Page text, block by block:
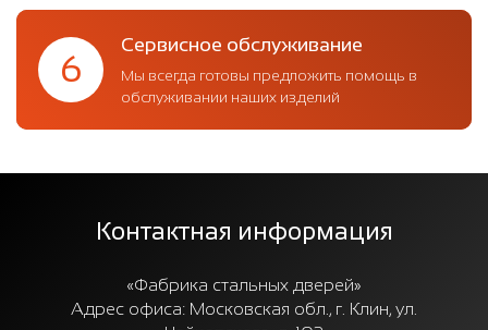
6
Сервисное обслуживание
Мы всегда готовы предложить помощь в
обслуживании наших изделий
Контактная информация
«Фабрика стальных дверей»
Адрес офиса: Московская обл., г. Клин, ул.